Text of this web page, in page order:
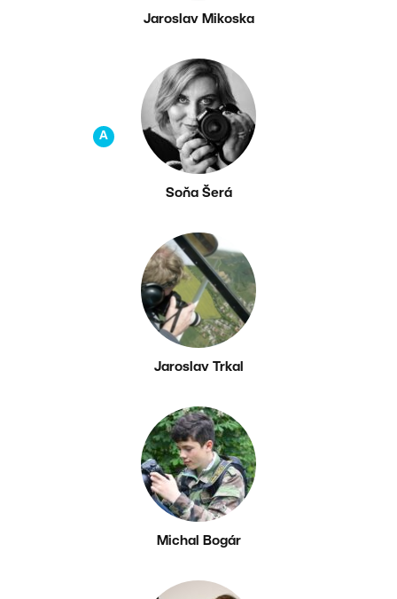
Jaroslav Mikoska
A
Soňa Šerá
Jaroslav Trkal
Michal Bogár